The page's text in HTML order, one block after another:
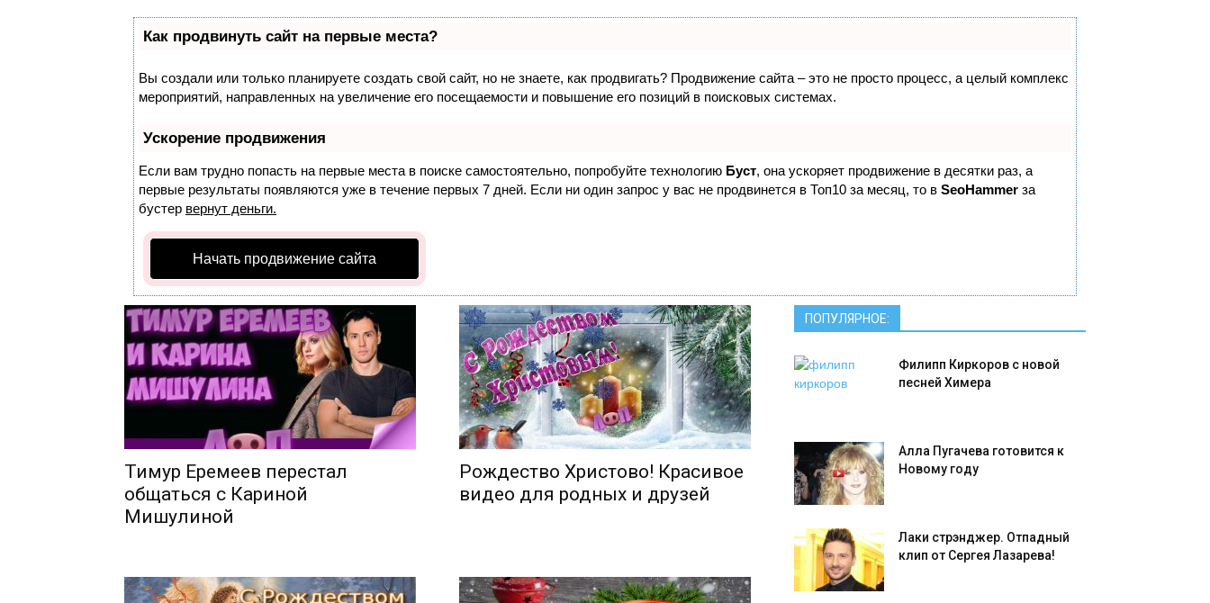
Как продвинуть сайт на первые места?
Вы создали или только планируете создать свой сайт, но не знаете, как продвигать? Продвижение сайта – это не просто процесс, а целый комплекс
мероприятий, направленных на увеличение его посещаемости и повышение его позиций в поисковых системах.
Ускорение продвижения
Если вам трудно попасть на первые места в поиске самостоятельно, попробуйте технологию Буст, она ускоряет продвижение в десятки раз, а
первые результаты появляются уже в течение первых 7 дней. Если ни один запрос у вас не продвинется в Топ10 за месяц, то в SeoHammer за
бустер вернут деньги.
Начать продвижение сайта
Тимур Еремеев перестал
общаться с Кариной
Мишулиной
Рождество Христово! Красивое
видео для родных и друзей
ПОПУЛЯРНОЕ:
Филипп Киркоров с новой
песней Химера
Алла Пугачева готовится к
Новому году
Лаки стрэнджер. Отпадный
клип от Сергея Лазарева!